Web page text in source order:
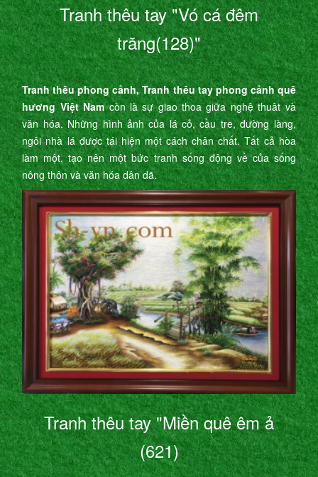
Tranh thêu tay "Vó cá đêm
trăng(128)"
Tranh thêu phong cảnh, Tranh thêu tay phong cảnh quê
hương Việt Namcòn là sự giao thoa giữa nghệ thuât và
văn hóa. Những hình ảnh của lá cỏ, cầu tre, đường làng,
ngôi nhà lá được tái hiện một cách chân chất. Tất cả hòa
làm một, tạo nên một bức tranh sống động về của sống
nông thôn và văn hóa dân dã.
Tranh thêu tay "Miền quê êm ả
(621)